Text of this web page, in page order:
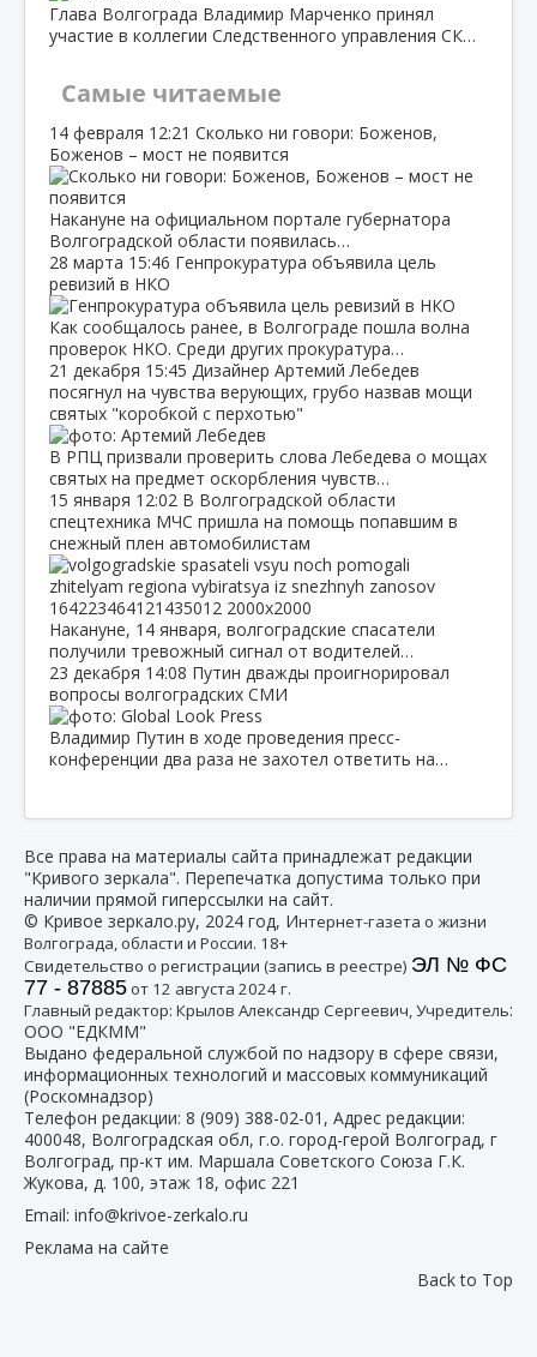
Глава Волгограда Владимир Марченко принял
участие в коллегии Следственного управления СК…
Самые читаемые
14 февраля 12:21 Сколько ни говори: Боженов,
Боженов – мост не появится
Накануне на официальном портале губернатора
Волгоградской области появилась…
28 марта 15:46 Генпрокуратура объявила цель
ревизий в НКО
Как сообщалось ранее, в Волгограде пошла волна
проверок НКО. Среди других прокуратура…
21 декабря 15:45 Дизайнер Артемий Лебедев
посягнул на чувства верующих, грубо назвав мощи
святых "коробкой с перхотью"
В РПЦ призвали проверить слова Лебедева о мощах
святых на предмет оскорбления чувств…
15 января 12:02 В Волгоградской области
спецтехника МЧС пришла на помощь попавшим в
снежный плен автомобилистам
Накануне, 14 января, волгоградские спасатели
получили тревожный сигнал от водителей…
23 декабря 14:08 Путин дважды проигнорировал
вопросы волгоградских СМИ
Владимир Путин в ходе проведения пресс-
конференции два раза не захотел ответить на…
Все права на материалы сайта принадлежат редакции
"Кривого зеркала". Перепечатка допустима только при
наличии прямой гиперссылки на сайт.
© Кривое зеркало.ру, 2024 год, Интернет-газета о жизни
Волгограда, области и России. 18+
Свидетельство о регистрации (запись в реестре) ЭЛ № ФС
77 - 87885от 12 августа 2024 г.
Главный редактор: Крылов Александр Сергеевич, Учредитель:
ООО "ЕДКММ"
Выдано федеральной службой по надзору в сфере связи,
информационных технологий и массовых коммуникаций
(Роскомнадзор)
Телефон редакции: 8 (909) 388-02-01 , Адрес редакции:
400048, Волгоградская обл, г.о. город-герой Волгоград, г
Волгоград, пр-кт им. Маршала Советского Союза Г.К.
Жукова, д. 100, этаж 18, офис 221
Email: info@krivoe-zerkalo.ru
Реклама на сайте
Back to Top